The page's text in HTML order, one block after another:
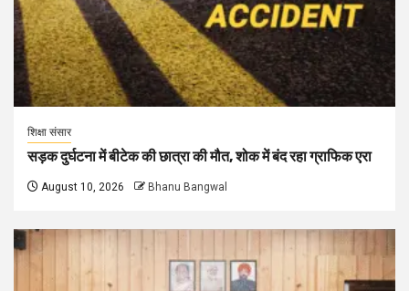
शिक्षा संसार
सड़क दुर्घटना में बीटेक की छात्रा की मौत, शोक में बंद रहा ग्राफिक एरा
August 10, 2026 Bhanu Bangwal